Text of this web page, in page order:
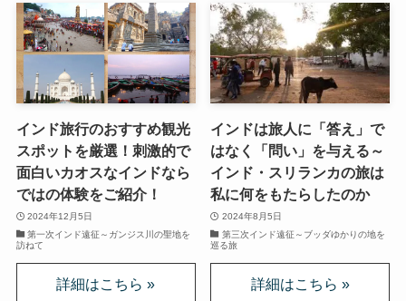
お知らせ
僧侶の日記
仏教書データベース
インド思想と文化、歴史
インドにおける仏教
スリランカ、ネパール、東南アジアの仏教
インド旅行のおすすめ観光
スポットを厳選！刺激的で
面白いカオスなインドなら
ではの体験をご紹介！
2024年12月5日
第一次インド遠征～ガンジス川の聖地を
訪ねて
インドは旅人に「答え」で
はなく「問い」を与える～
インド・スリランカの旅は
私に何をもたらしたのか
2024年8月5日
第三次インド遠征～ブッダゆかりの地を
巡る旅